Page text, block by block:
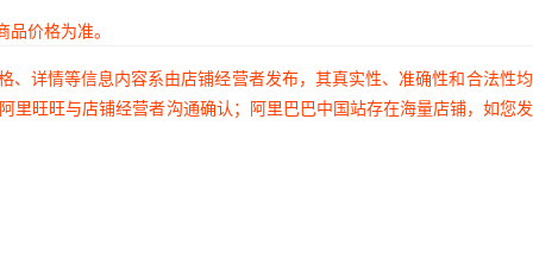
价格为准。
详情等信息内容系由店铺经营者发布，其真实性、准确性和合法性
旺旺与店铺经营者沟通确认；阿里巴巴中国站存在海量店铺，如您